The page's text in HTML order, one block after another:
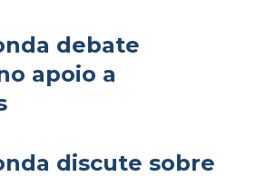
debate
apoio a
discute sobre